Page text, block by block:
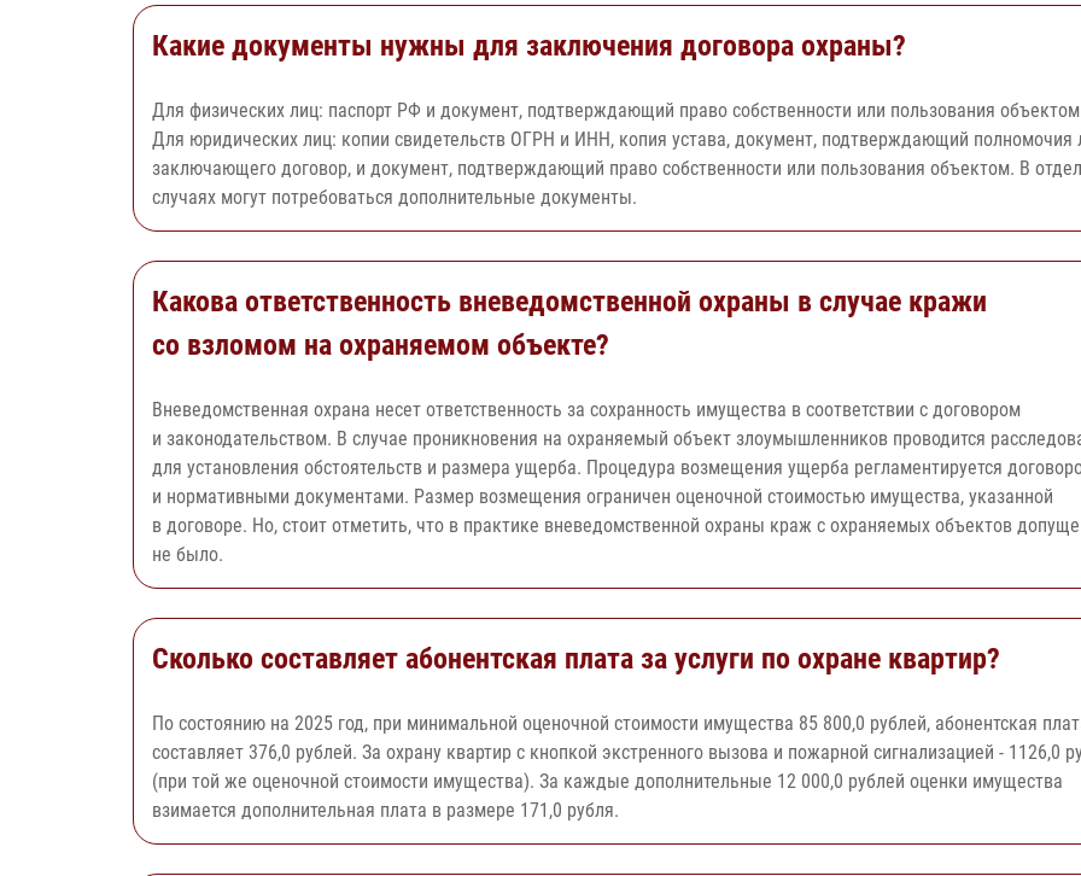
Какие документы нужны для заключения договора охраны?
Для физических лиц: паспорт РФ и документ, подтверждающий право собственности или пользования
Для юридических лиц: копии свидетельств ОГРН и ИНН, копия устава, документ, подтверждающий полномочия
заключающего договор, и документ, подтверждающий право собственности или пользования объектом. В
случаях могут потребоваться дополнительные документы.
Какова ответственность вневедомственной охраны в случае кражи
со взломом на охраняемом объекте?
Вневедомственная охрана несет ответственность за сохранность имущества в соответствии с договором
и законодательством. В случае проникновения на охраняемый объект злоумышленников проводится
для установления обстоятельств и размера ущерба. Процедура возмещения ущерба регламентируется
и нормативными документами. Размер возмещения ограничен оценочной стоимостью имущества, указанной
в договоре. Но, стоит отметить, что в практике вневедомственной охраны краж с охраняемых объектов
не было.
Сколько составляет абонентская плата за услуги по охране квартир?
По состоянию на 2025 год, при минимальной оценочной стоимости имущества 85 800,0 рублей, абонентская
составляет 376,0 рублей. За охрану квартир с кнопкой экстренного вызова и пожарной сигнализацией - 1126,0
(при той же оценочной стоимости имущества). За каждые дополнительные 12 000,0 рублей оценки имущества
взимается дополнительная плата в размере 171,0 рубля.